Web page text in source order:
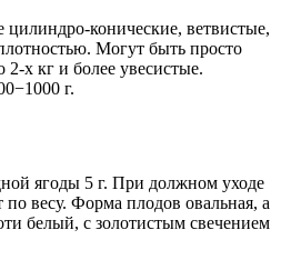
конические, ветвистые,
Могут быть просто
х кг и более увесистые.
г.
ягоды 5 г. При должном уходе
весу. Форма плодов овальная, а
белый, с золотистым свечением